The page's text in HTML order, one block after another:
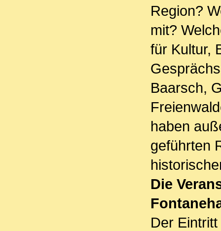
Region?
mit?
für Kultur,
Baarsch,
haben
geführten
Die
Der